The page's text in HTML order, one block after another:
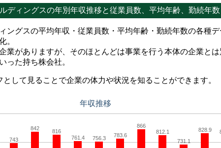
ディングスの年別年収推移と従業員数、平均年齢、勤続年数
ングスの平均年収・従業員数・平均年齢・勤続年数の各種
。
業がありますが、そのほとんどは事業を行う本体の企業と
った持ち株会社。
して見ることで企業の体力や状況を知ることができます。
年収推移
743
842
816
761.4
756.3 783.6
866
812.1
731.1
828.9